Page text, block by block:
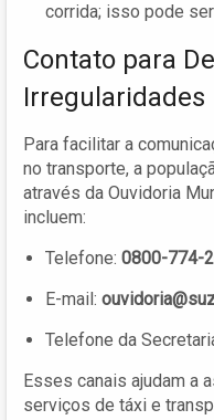
corrida; isso pode
Contato para
Irregularidades
Para facilitar a
no transporte, a
através da Ouvidoria
incluem:
Telefone: 0800-774-
E-mail:
Telefone da
Esses canais ajudam a
serviços de táxi e